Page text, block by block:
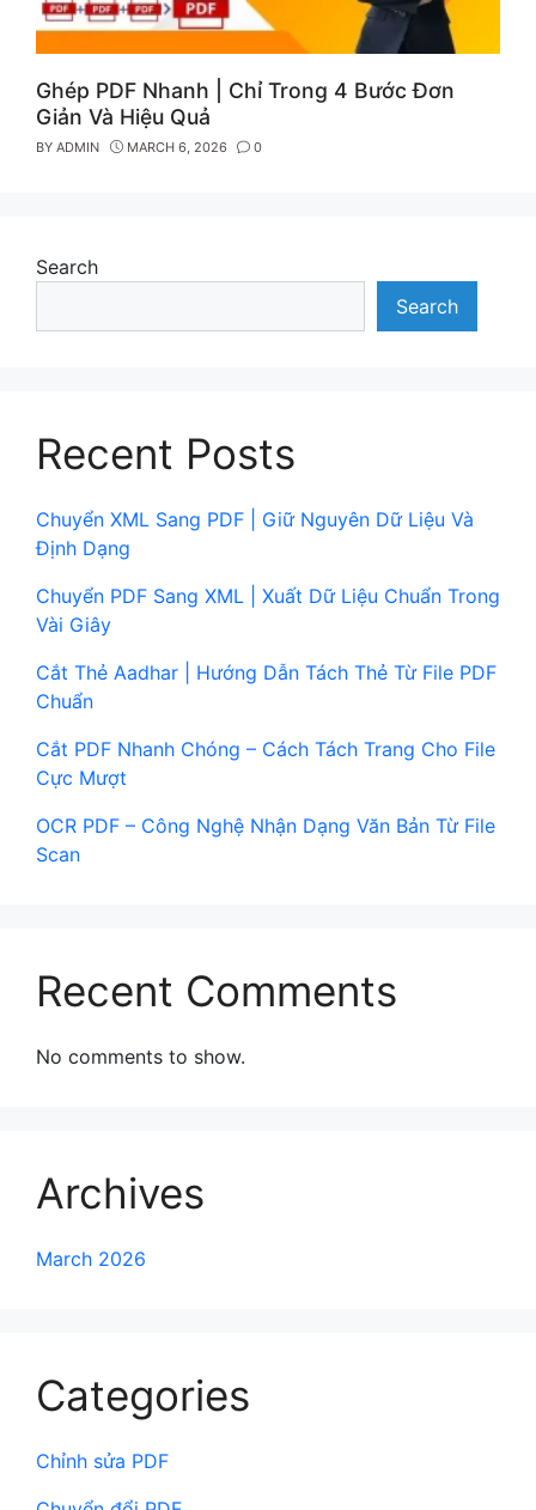
Ghép PDF Nhanh | Chỉ Trong 4 Bước Đơn
Giản Và Hiệu Quả
BY ADMIN MARCH 6, 2026 0
Search
Search
Recent Posts
Chuyển XML Sang PDF | Giữ Nguyên Dữ Liệu Và
Định Dạng
Chuyển PDF Sang XML | Xuất Dữ Liệu Chuẩn Trong
Vài Giây
Cắt Thẻ Aadhar | Hướng Dẫn Tách Thẻ Từ File PDF
Chuẩn
Cắt PDF Nhanh Chóng – Cách Tách Trang Cho File
Cực Mượt
OCR PDF – Công Nghệ Nhận Dạng Văn Bản Từ File
Scan
Recent Comments
No comments to show.
Archives
March 2026
Categories
Chỉnh sửa PDF